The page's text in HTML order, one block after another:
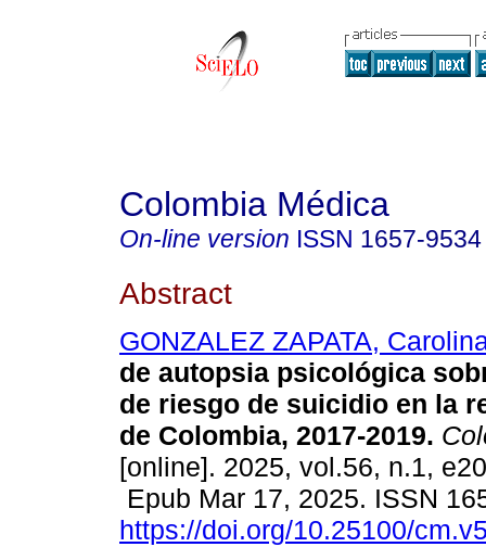
Colombia Médica
On-line version ISSN 1657-9534
Abstract
GONZALEZ ZAPATA,
de autopsia psicológica
de riesgo de suicidio en la
de Colombia, 2017-2019.
[online]. 2025, vol.56, n.1,
Epub Mar 17, 2025. ISSN
https://doi.org/10.25100/